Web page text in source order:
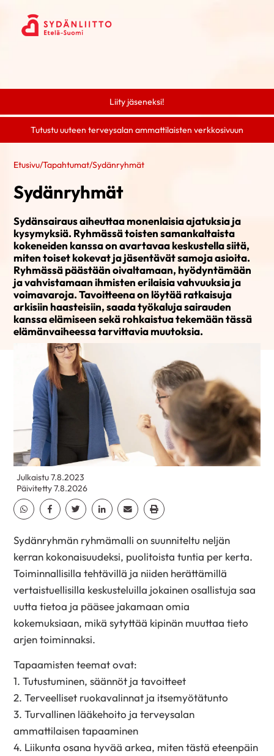
Liity jäseneksi!
Tutustu uuteen terveysalan ammattilaisten verkkosivuun
Etusivu/Tapahtumat/Sydänryhmät
Sydänryhmät
Sydänsairaus aiheuttaa monenlaisia ajatuksia ja
kysymyksiä. Ryhmässä toisten samankaltaista
kokeneiden kanssa on avartavaa keskustella siitä,
miten toiset kokevat ja jäsentävät samoja asioita.
Ryhmässä päästään oivaltamaan, hyödyntämään
ja vahvistamaan ihmisten erilaisia vahvuuksia ja
voimavaroja. Tavoitteena on löytää ratkaisuja
arkisiin haasteisiin, saada työkaluja sairauden
kanssa elämiseen sekä rohkaistua tekemään tässä
elämänvaiheessa tarvittavia muutoksia.
Julkaistu 7.8.2023
Päivitetty 7.8.2026
Jaa Whatsapp
Jaa Facebook
Jaa TwitterJaa Linkedin
Jaa EmailJaa Print
Sydänryhmän ryhmämalli on suunniteltu neljän
kerran kokonaisuudeksi, puolitoista tuntia per kerta.
Toiminnallisilla tehtävillä ja niiden herättämillä
vertaistuellisilla keskusteluilla jokainen osallistuja saa
uutta tietoa ja pääsee jakamaan omia
kokemuksiaan, mikä sytyttää kipinän muuttaa tieto
arjen toiminnaksi.
Tapaamisten teemat ovat:
1. Tutustuminen, säännöt ja tavoitteet
2. Terveelliset ruokavalinnat ja itsemyötätunto
3. Turvallinen lääkehoito ja terveysalan
ammattilaisen tapaaminen
4. Liikunta osana hyvää arkea, miten tästä eteenpäin